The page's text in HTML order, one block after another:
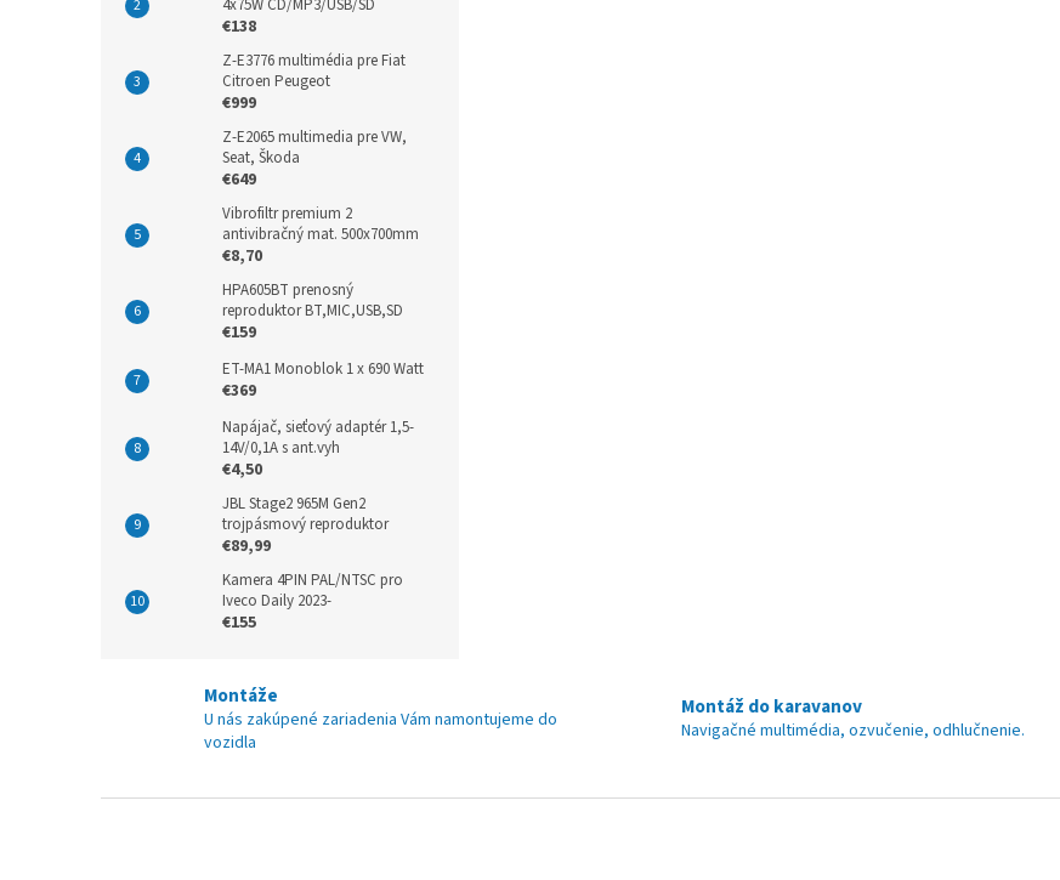
4x75W CD/MP3/USB/SD
€138
Z-E3776 multimédia pre Fiat
Citroen Peugeot
€999
Z-E2065 multimedia pre VW,
Seat, Škoda
€649
Vibrofiltr premium 2
antivibračný mat. 500x700mm
€8,70
HPA605BT prenosný
reproduktor BT,MIC,USB,SD
€159
ET-MA1 Monoblok 1 x 690 Watt
€369
Napájač, sieťový adaptér 1,5-
14V/0,1A s ant.vyh
€4,50
JBL Stage2 965M Gen2
trojpásmový reproduktor
€89,99
Kamera 4PIN PAL/NTSC pro
Iveco Daily 2023-
€155
Montáže
U nás zakúpené zariadenia Vám namontujeme do
vozidla
Montáž do karavanov
Navigačné multimédia, ozvučenie, odhlučnenie.